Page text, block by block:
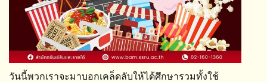
วันนี้พวกเราจะมาบอกเคล็ดลับให้ได้ศึกษารวมทั้งใช้